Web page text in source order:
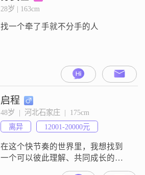
28岁 | 163cm
找一个牵了手就不分手的人
启程
48岁  |  河北石家庄  |  175cm
离异
12001-20000元
在这个快节奏的世界里，我想找到
一个可以彼此理解、共同成长的伴
侣。我是一个热爱生活、充满好奇